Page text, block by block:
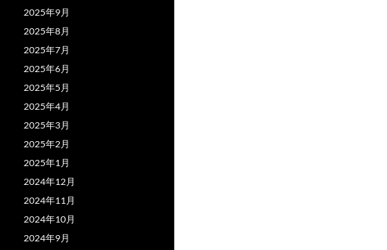
2025年9月
2025年8月
2025年7月
2025年6月
2025年5月
2025年4月
2025年3月
2025年2月
2025年1月
2024年12月
2024年11月
2024年10月
2024年9月